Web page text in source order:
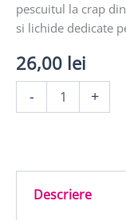
pescuitul la crap
si lichide dedicate
26,00 lei
-
BUTYRIC
+
Descriere